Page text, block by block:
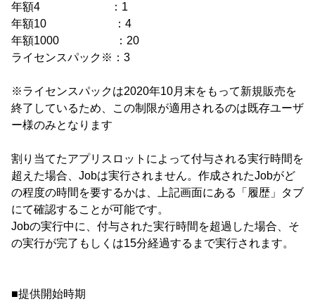
年額4 ：1
年額10 ：4
年額1000 ：20
ライセンスパック※：3
※ライセンスパックは2020年10月末をもって新規販売を
終了しているため、この制限が適用されるのは既存ユーザ
ー様のみとなります
割り当てたアプリスロットによって付与される実行時間を
超えた場合、Jobは実行されません。作成されたJobがど
の程度の時間を要するかは、上記画面にある「履歴」タブ
にて確認することが可能です。
Jobの実行中に、付与された実行時間を超過した場合、そ
の実行が完了もしくは15分経過するまで実行されます。
■提供開始時期